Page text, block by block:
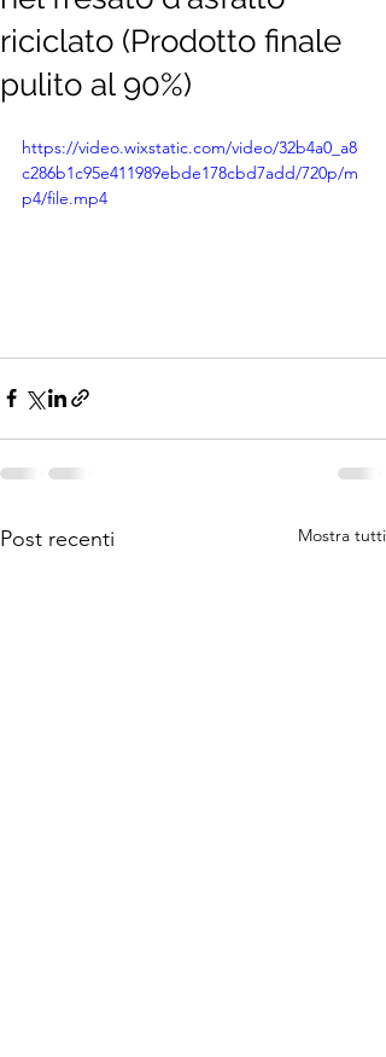
riciclato (Prodotto finale
pulito al 90%)
https://video.wixstatic.com/video/32b4a0_a8
c286b1c95e411989ebde178cbd7add/720p/m
p4/file.mp4
Post recenti Mostra tutti